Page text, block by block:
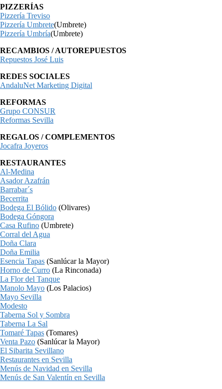
PIZZERÍAS
Pizzería Treviso
Pizzería Umbrete(Umbrete)
Pizzería Umbría(Umbrete)
RECAMBIOS / AUTOREPUESTOS
Repuestos José Luis
REDES SOCIALES
AndaluNet Marketing Digital
REFORMAS
Grupo CONSUR
Reformas Sevilla
REGALOS / COMPLEMENTOS
Jocafra Joyeros
RESTAURANTES
Al-Medina
Asador Azafrán
Barrabar´s
Becerrita
Bodega El Bólido (Olivares)
Bodega Góngora
Casa Rufino (Umbrete)
Corral del Agua
Doña Clara
Doña Emilia
Esencia Tapas (Sanlúcar la Mayor)
Horno de Curro (La Rinconada)
La Flor del Tanque
Manolo Mayo (Los Palacios)
Mayo Sevilla
Modesto
Taberna Sol y Sombra
Taberna La Sal
Tomaré Tapas (Tomares)
Venta Pazo (Sanlúcar la Mayor)
El Sibarita Sevillano
Restaurantes en Sevilla
Menús de Navidad en Sevilla
Menús de San Valentín en Sevilla